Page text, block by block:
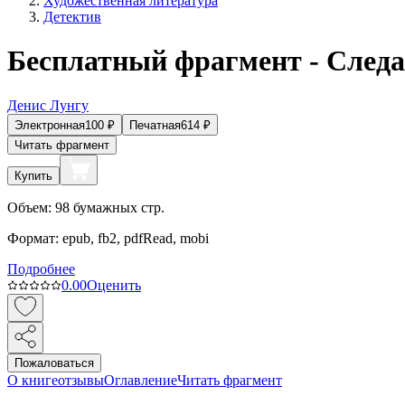
Детектив
Бесплатный фрагмент -
Денис Лунгу
Электронная100 ₽ Печатная614 ₽
Читать фрагмент
Купить
Объем: 98 бумажных стр.
Формат: epub, fb2, pdfRead, mobi
Подробнее
0.00Оценить
Пожаловаться
О книгеотзывыОглавлениеЧитать фрагмент